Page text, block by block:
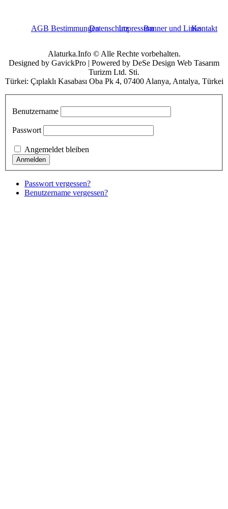
AGB BestimmungenDatenschutzImpressumBanner und LinksKontakt
Alaturka.Info © Alle Rechte vorbehalten.
Designed by GavickPro | Powered by DeSe Design Web Tasarım
Turizm Ltd. Sti.
Türkei: Çıplaklı Kasabası Oba Pk 4, 07400 Alanya, Antalya, Türkei
Benutzername
Passwort
Angemeldet bleiben
Passwort vergessen?
Benutzername vergessen?